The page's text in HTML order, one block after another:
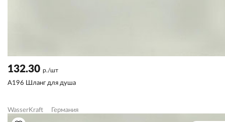
132.30 р./шт
A196 Шланг для душа
WasserKraft Германия